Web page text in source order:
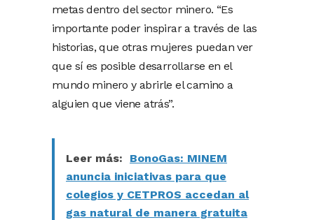
metas dentro del sector minero. “Es
importante poder inspirar a través de las
historias, que otras mujeres puedan ver
que sí es posible desarrollarse en el
mundo minero y abrirle el camino a
alguien que viene atrás”.
Leer más:
BonoGas: MINEM
anuncia iniciativas para que
colegios y CETPROS accedan al
gas natural de manera gratuita